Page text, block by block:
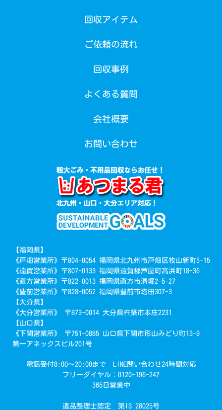
回収アイテム
ご依頼の流れ
回収事例
よくある質問
会社概要
お問い合わせ
【福岡県】
《戸畑営業所》〒804-0054 福岡県北九州市戸畑区牧山新町5-15
《遠賀営業所》〒807-0133 福岡県遠賀郡芦屋町高浜町18-36
《直方営業所》〒822-0013 福岡県直方市溝堀2-5-27
《豊前営業所》〒828-0052 福岡県豊前市塔田307-3
【大分県】
《大分営業所》 〒873-0014 大分県杵築市本庄2231
【山口県】
《下関営業所》 〒751-0885 山口県下関市形山みどり町13-9
第一アネックスビル201号
電話受付8:00～20:00まで LINE問い合わせ24時間対応
フリーダイヤル：0120-196-247
365日営業中
遺品整理士認定 第IS 28025号